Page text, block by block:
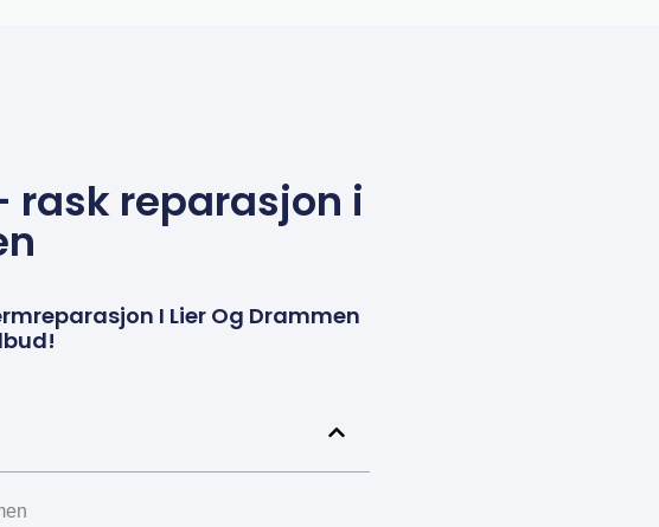
rask reparasjon i
I Lier Og Drammen